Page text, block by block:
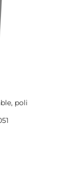
poli